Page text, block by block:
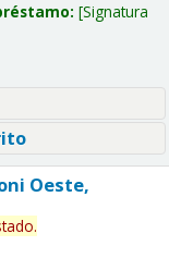
Signatura
Oeste,
.